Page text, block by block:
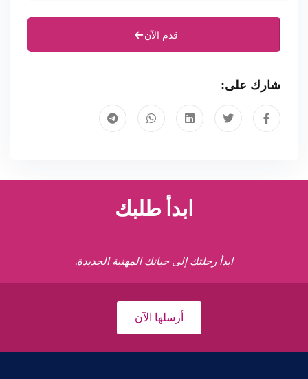
قدم الآن
شارك على:
ابدأ طلبك
ابدأ رحلتك إلى حياتك المهنية الجديدة.
أرسلها الآن